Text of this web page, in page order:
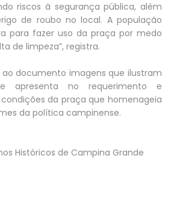
riscos à segurança pública, além
de roubo no local. A população
para fazer uso da praça por medo
de limpeza”, registra.
ao documento imagens que ilustram
apresenta no requerimento e
da praça que homenageia
da política campinense.
Históricos de Campina Grande